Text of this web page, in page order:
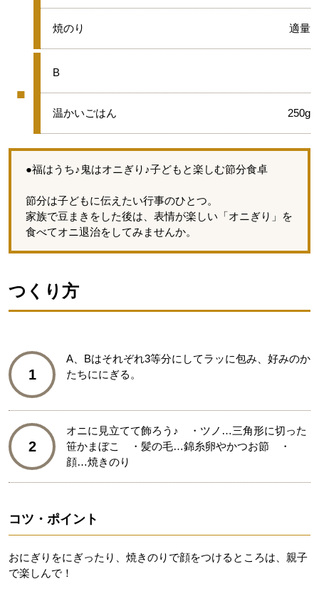
●
焼のり 適量
■
グループ
■
B
■
温かいごはん 250g
●福はうち♪鬼はオニぎり♪子どもと楽しむ節分食卓
節分は子どもに伝えたい行事のひとつ。
家族で豆まきをした後は、表情が楽しい「オニぎり」を
食べてオニ退治をしてみませんか。
つくり方
1
A、Bはそれぞれ3等分にしてラッに包み、好みのか
たちににぎる。
2
オニに見立てて飾ろう♪ ・ツノ…三角形に切った
笹かまぼこ ・髪の毛…錦糸卵やかつお節 ・
顔…焼きのり
コツ・ポイント
おにぎりをにぎったり、焼きのりで顔をつけるところは、親子
で楽しんで！